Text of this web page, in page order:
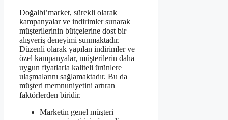
Doğalbi’market, sürekli olarak
kampanyalar ve indirimler sunarak
müşterilerinin bütçelerine dost bir
alışveriş deneyimi sunmaktadır.
Düzenli olarak yapılan indirimler ve
özel kampanyalar, müşterilerin daha
uygun fiyatlarla kaliteli ürünlere
ulaşmalarını sağlamaktadır. Bu da
müşteri memnuniyetini artıran
faktörlerden biridir.
Marketin genel müşteri